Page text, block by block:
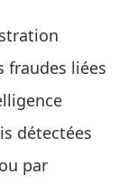
fraudes liées
détectées
par